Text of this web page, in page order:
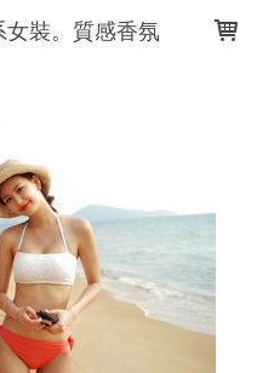
裝。質感香氛